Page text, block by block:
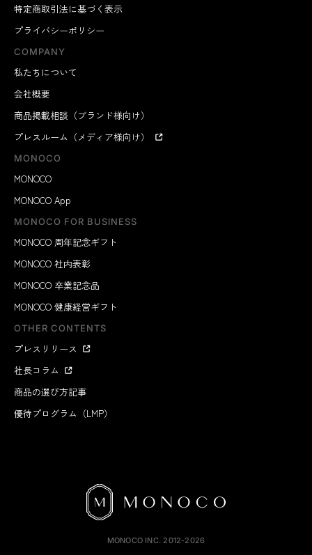
特定商取引法に基づく表示
プライバシーポリシー
COMPANY
私たちについて
会社概要
商品掲載相談（ブランド様向け）
プレスルーム（メディア様向け）
MONOCO
MONOCO
MONOCO App
MONOCO FOR BUSINESS
MONOCO 周年記念ギフト
MONOCO 社内表彰
MONOCO 卒業記念品
MONOCO 健康経営ギフト
OTHER CONTENTS
プレスリリース
社長コラム
商品の選び方記事
優待プログラム（LMP）
MONOCO INC. 2012-2026